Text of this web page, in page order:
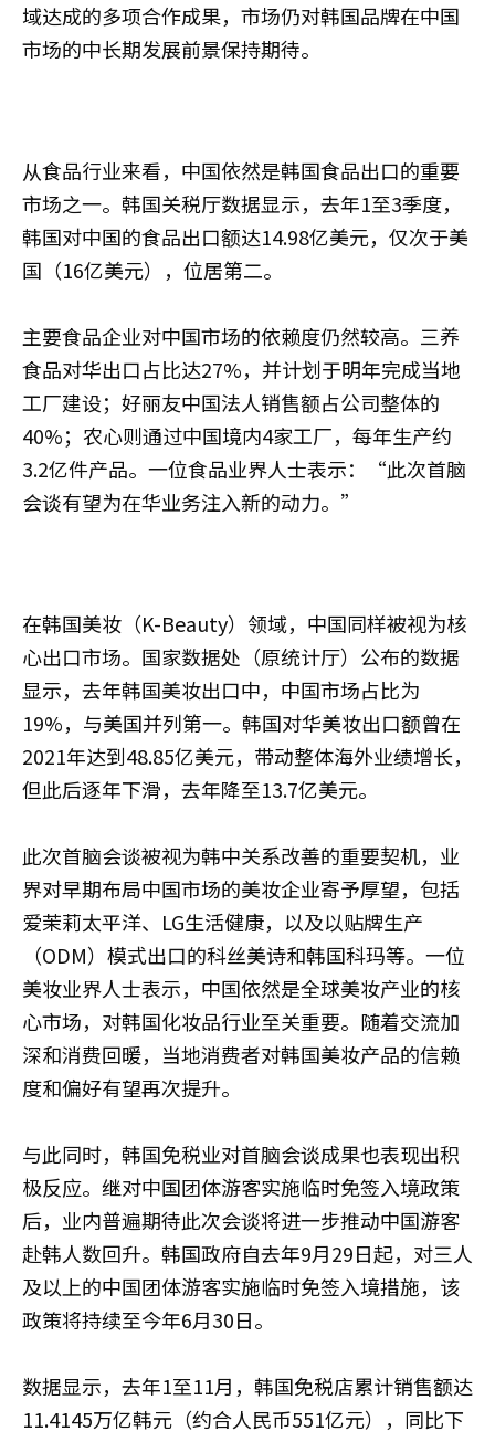
域达成的多项合作成果，市场仍对韩国品牌在中国
市场的中长期发展前景保持期待。
从食品行业来看，中国依然是韩国食品出口的重要
市场之一。韩国关税厅数据显示，去年1至3季度，
韩国对中国的食品出口额达14.98亿美元，仅次于美
国（16亿美元），位居第二。
主要食品企业对中国市场的依赖度仍然较高。三养
食品对华出口占比达27%，并计划于明年完成当地
工厂建设；好丽友中国法人销售额占公司整体的
40%；农心则通过中国境内4家工厂，每年生产约
3.2亿件产品。一位食品业界人士表示：“此次首脑
会谈有望为在华业务注入新的动力。”
在韩国美妆（K-Beauty）领域，中国同样被视为核
心出口市场。国家数据处（原统计厅）公布的数据
显示，去年韩国美妆出口中，中国市场占比为
19%，与美国并列第一。韩国对华美妆出口额曾在
2021年达到48.85亿美元，带动整体海外业绩增长，
但此后逐年下滑，去年降至13.7亿美元。
此次首脑会谈被视为韩中关系改善的重要契机，业
界对早期布局中国市场的美妆企业寄予厚望，包括
爱茉莉太平洋、LG生活健康，以及以贴牌生产
（ODM）模式出口的科丝美诗和韩国科玛等。一位
美妆业界人士表示，中国依然是全球美妆产业的核
心市场，对韩国化妆品行业至关重要。随着交流加
深和消费回暖，当地消费者对韩国美妆产品的信赖
度和偏好有望再次提升。
与此同时，韩国免税业对首脑会谈成果也表现出积
极反应。继对中国团体游客实施临时免签入境政策
后，业内普遍期待此次会谈将进一步推动中国游客
赴韩人数回升。韩国政府自去年9月29日起，对三人
及以上的中国团体游客实施临时免签入境措施，该
政策将持续至今年6月30日。
数据显示，去年1至11月，韩国免税店累计销售额达
11.4145万亿韩元（约合人民币551亿元），同比下